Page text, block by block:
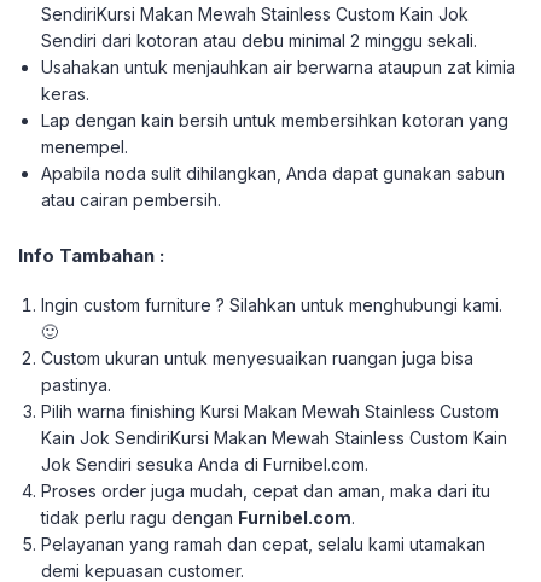
SendiriKursi Makan Mewah Stainless Custom Kain Jok
Sendiri dari kotoran atau debu minimal 2 minggu sekali.
Usahakan untuk menjauhkan air berwarna ataupun zat kimia
keras.
Lap dengan kain bersih untuk membersihkan kotoran yang
menempel.
Apabila noda sulit dihilangkan, Anda dapat gunakan sabun
atau cairan pembersih.
Info Tambahan :
Ingin custom furniture ? Silahkan untuk menghubungi kami.
🙂
Custom ukuran untuk menyesuaikan ruangan juga bisa
pastinya.
Pilih warna finishing Kursi Makan Mewah Stainless Custom
Kain Jok SendiriKursi Makan Mewah Stainless Custom Kain
Jok Sendiri sesuka Anda di Furnibel.com.
Proses order juga mudah, cepat dan aman, maka dari itu
tidak perlu ragu dengan Furnibel.com.
Pelayanan yang ramah dan cepat, selalu kami utamakan
demi kepuasan customer.